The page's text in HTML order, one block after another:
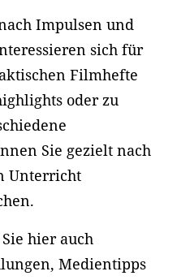
Impulsen und
sich für
Filmhefte
oder zu
Sie gezielt nach
Unterricht
hier auch
Medientipps